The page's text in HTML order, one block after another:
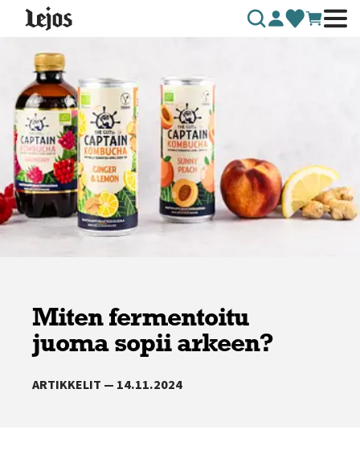
Siirry sisältöön
Miten fermentoitu
juoma sopii arkeen?
ARTIKKELIT — 14.11.2024